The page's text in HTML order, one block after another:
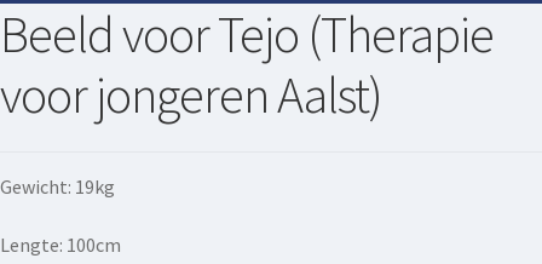
Beeld voor Tejo (Therapie
voor jongeren Aalst)
Gewicht: 19kg
Lengte: 100cm